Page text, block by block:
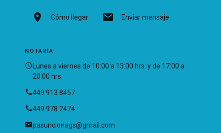
location_on Cómo llegar mail Enviar mensaje
NOTARÍA
schedule Lunes a viernes de 10:00 a 13:00 hrs. y de 17:00 a
20:00 hrs.
call449 913 8457
call449 978 2474
emailpasuncionags@gmail.com